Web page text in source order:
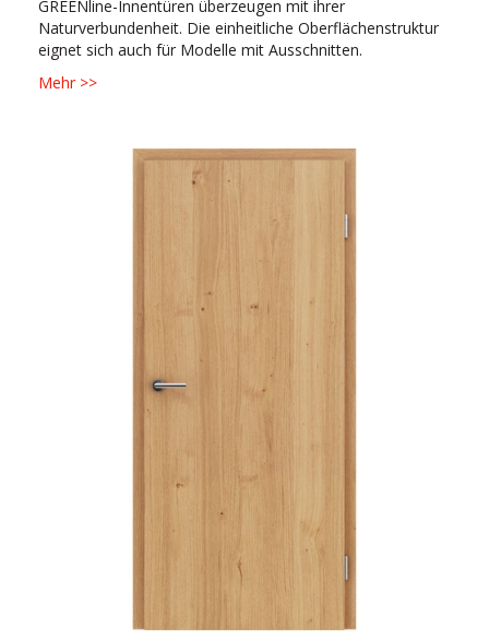
GREENline-Innentüren überzeugen mit ihrer
Naturverbundenheit. Die einheitliche Oberflächenstruktur
eignet sich auch für Modelle mit Ausschnitten.
Mehr >>